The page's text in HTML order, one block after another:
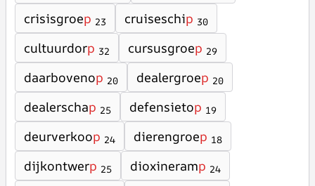
crisisgroep 23 cruiseschip 30
cultuurdorp 32 cursusgroep 29
daarbovenop 20 dealergroep 20
dealerschap 25 defensietop 19
deurverkoop 24 dierengroep 18
dijkontwerp 25 dioxineramp 24